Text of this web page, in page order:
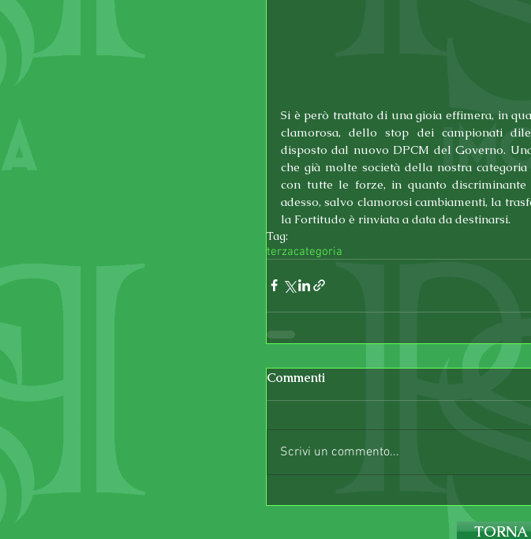
Si è però trattato di una gioia effimera, in
clamorosa, dello stop dei campionati
disposto dal nuovo DPCM del Governo.
che già molte società della nostra
con tutte le forze, in quanto
adesso, salvo clamorosi cambiamenti, la
la Fortitudo è rinviata a data da destinarsi.
Tag:
terzacategoria
Commenti
Scrivi un commento...
TORNA